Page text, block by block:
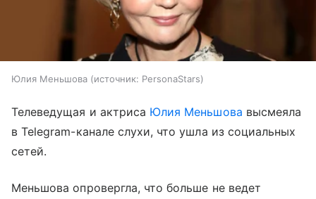
Юлия Меньшова источник: PersonaStars
Телеведущая и актриса Юлия Меньшова высмеяла
в Telegram-канале слухи, что ушла из социальных
сетей.
Меньшова опровергла, что больше не ведет